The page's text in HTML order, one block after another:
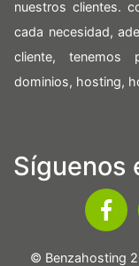
nuestros clientes.
cada necesidad,
cliente, tenemos
dominios, hosting,
Síguenos
© Benzahosting